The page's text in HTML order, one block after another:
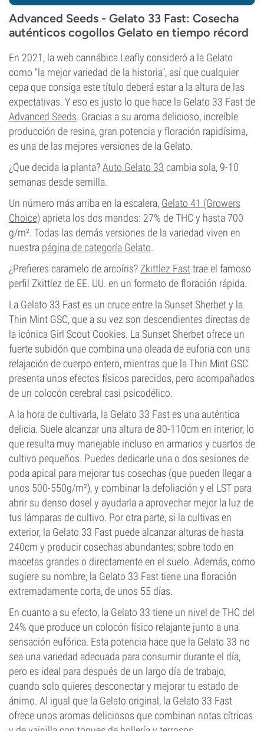
Advanced Seeds - Gelato 33 Fast: Cosecha
auténticos cogollos Gelato en tiempo récord
En 2021, la web cannábica Leafly consideró a la Gelato
como "la mejor variedad de la historia", así que cualquier
cepa que consiga este título deberá estar a la altura de las
expectativas. Y eso es justo lo que hace la Gelato 33 Fast de
Advanced Seeds. Gracias a su aroma delicioso, increíble
producción de resina, gran potencia y floración rapidísima,
es una de las mejores versiones de la Gelato.
¿Que decida la planta?Auto Gelato 33 cambia sola, 9-10
semanas desde semilla.
Un número más arriba en la escalera, Gelato 41 (Growers
Choice) aprieta los dos mandos: 27% de THC y hasta 700
g/m². Todas las demás versiones de la variedad viven en
nuestra página de categoría Gelato.
¿Prefieres caramelo de arcoíris? Zkittlez Fasttrae el famoso
perfil Zkittlez de EE. UU. en un formato de floración rápida.
La Gelato 33 Fast es un cruce entre la Sunset Sherbet y la
Thin Mint GSC, que a su vez son descendientes directas de
la icónica Girl Scout Cookies. La Sunset Sherbet ofrece un
fuerte subidón que combina una oleada de euforia con una
relajación de cuerpo entero, mientras que la Thin Mint GSC
presenta unos efectos físicos parecidos, pero acompañados
de un colocón cerebral casi psicodélico.
A la hora de cultivarla, la Gelato 33 Fast es una auténtica
delicia. Suele alcanzar una altura de 80-110cm en interior, lo
que resulta muy manejable incluso en armarios y cuartos de
cultivo pequeños. Puedes dedicarle una o dos sesiones de
poda apical para mejorar tus cosechas (que pueden llegar a
unos 500-550g/m²), y combinar la defoliación y el LST para
abrir su denso dosel y ayudarla a aprovechar mejor la luz de
tus lámparas de cultivo. Por otra parte, si la cultivas en
exterior, la Gelato 33 Fast puede alcanzar alturas de hasta
240cm y producir cosechas abundantes; sobre todo en
macetas grandes o directamente en el suelo. Además, como
sugiere su nombre, la Gelato 33 Fast tiene una floración
extremadamente corta, de unos 55 días.
En cuanto a su efecto, la Gelato 33 tiene un nivel de THC del
24% que produce un colocón físico relajante junto a una
sensación eufórica. Esta potencia hace que la Gelato 33 no
sea una variedad adecuada para consumir durante el día,
pero es ideal para después de un largo día de trabajo,
cuando solo quieres desconectar y mejorar tu estado de
ánimo. Al igual que la Gelato original, la Gelato 33 Fast
ofrece unos aromas deliciosos que combinan notas cítricas